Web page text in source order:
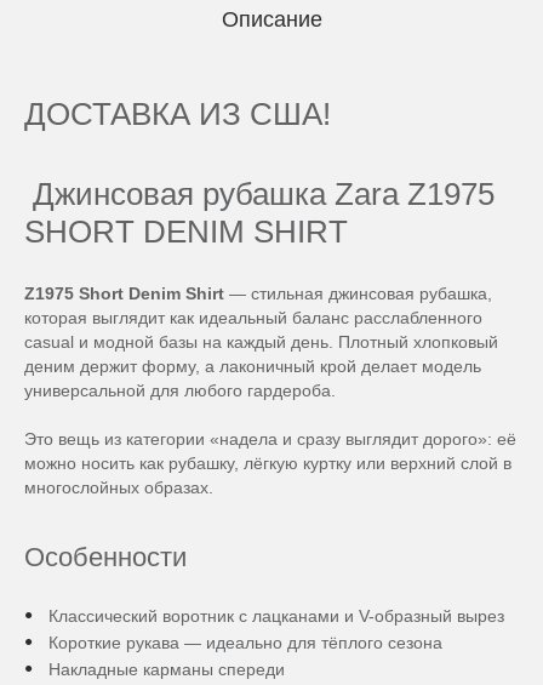
Описание
ДОСТАВКА ИЗ США!
Джинсовая рубашка Zara Z1975
SHORT DENIM SHIRT
Z1975 Short Denim Shirt — стильная джинсовая рубашка,
которая выглядит как идеальный баланс расслабленного
casual и модной базы на каждый день. Плотный хлопковый
деним держит форму, а лаконичный крой делает модель
универсальной для любого гардероба.
Это вещь из категории «надела и сразу выглядит дорого»: её
можно носить как рубашку, лёгкую куртку или верхний слой в
многослойных образах.
Особенности
Классический воротник с лацканами и V-образный вырез
Короткие рукава — идеально для тёплого сезона
Накладные карманы спереди